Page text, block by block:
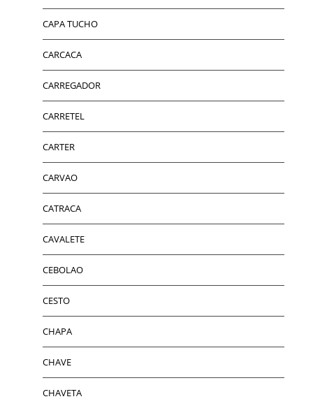
CAPA TUCHO
CARCACA
CARREGADOR
CARRETEL
CARTER
CARVAO
CATRACA
CAVALETE
CEBOLAO
CESTO
CHAPA
CHAVE
CHAVETA